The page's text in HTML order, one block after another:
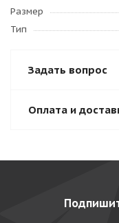
Размер
Тип
Задать вопрос
Оплата и